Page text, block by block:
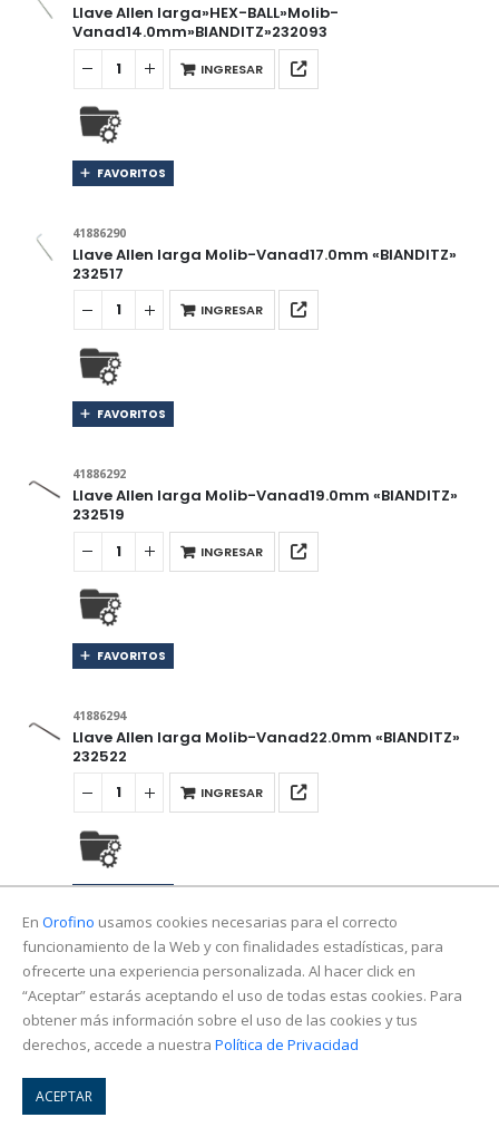
Llave Allen larga»HEX-BALL»Molib-
Vanad14.0mm»BIANDITZ»232093
INGRESAR
FAVORITOS
41886290
Llave Allen larga Molib-Vanad17.0mm «BIANDITZ»
232517
INGRESAR
FAVORITOS
41886292
Llave Allen larga Molib-Vanad19.0mm «BIANDITZ»
232519
INGRESAR
FAVORITOS
41886294
Llave Allen larga Molib-Vanad22.0mm «BIANDITZ»
232522
INGRESAR
41886306
Llave Allen larga»HEX-BALL»Molib-Vanad
1/16″»BIANDITZ»232018
En Orofino usamos cookies necesarias para el correcto
funcionamiento de la Web y con finalidades estadísticas, para
ofrecerte una experiencia personalizada. Al hacer click en
“Aceptar” estarás aceptando el uso de todas estas cookies. Para
obtener más información sobre el uso de las cookies y tus
derechos, accede a nuestra Política de Privacidad
ACEPTAR